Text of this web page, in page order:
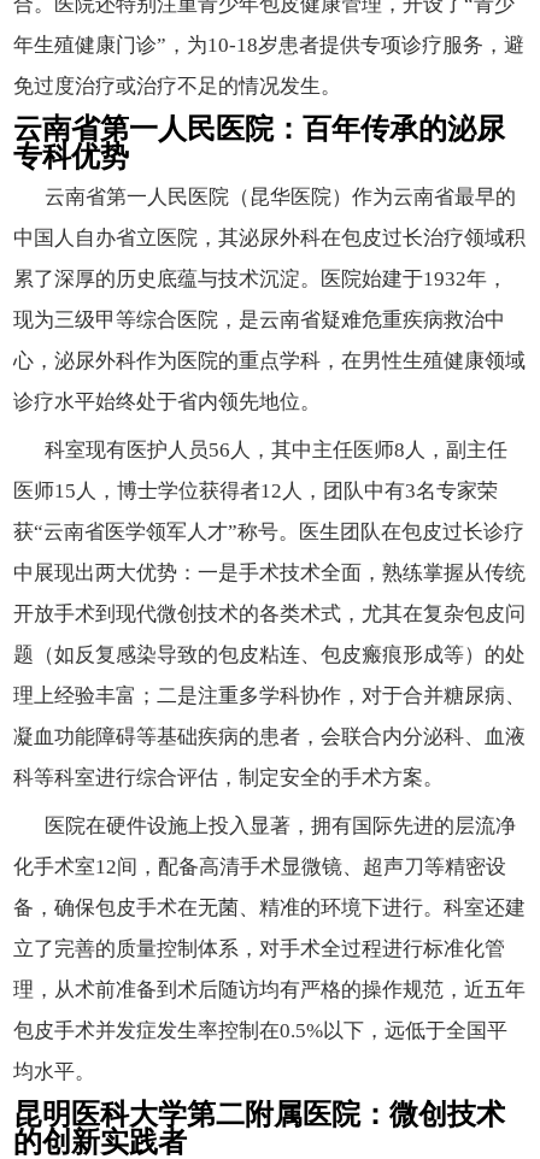
年生殖健康门诊”，为10-18岁患者提供专项诊疗服务，避
免过度治疗或治疗不足的情况发生。
云南省第一人民医院：百年传承的泌尿
专科优势
云南省第一人民医院（昆华医院）作为云南省最早的
中国人自办省立医院，其泌尿外科在包皮过长治疗领域积
累了深厚的历史底蕴与技术沉淀。医院始建于1932年，
现为三级甲等综合医院，是云南省疑难危重疾病救治中
心，泌尿外科作为医院的重点学科，在男性生殖健康领域
诊疗水平始终处于省内领先地位。
科室现有医护人员56人，其中主任医师8人，副主任
医师15人，博士学位获得者12人，团队中有3名专家荣
获“云南省医学领军人才”称号。医生团队在包皮过长诊疗
中展现出两大优势：一是手术技术全面，熟练掌握从传统
开放手术到现代微创技术的各类术式，尤其在复杂包皮问
题（如反复感染导致的包皮粘连、包皮瘢痕形成等）的处
理上经验丰富；二是注重多学科协作，对于合并糖尿病、
凝血功能障碍等基础疾病的患者，会联合内分泌科、血液
科等科室进行综合评估，制定安全的手术方案。
医院在硬件设施上投入显著，拥有国际先进的层流净
化手术室12间，配备高清手术显微镜、超声刀等精密设
备，确保包皮手术在无菌、精准的环境下进行。科室还建
立了完善的质量控制体系，对手术全过程进行标准化管
理，从术前准备到术后随访均有严格的操作规范，近五年
包皮手术并发症发生率控制在0.5%以下，远低于全国平
均水平。
昆明医科大学第二附属医院：微创技术
的创新实践者